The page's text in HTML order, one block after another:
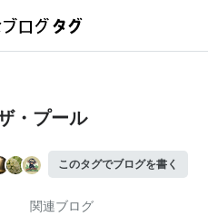
・プール
このタグでブログを書く
関連ブログ